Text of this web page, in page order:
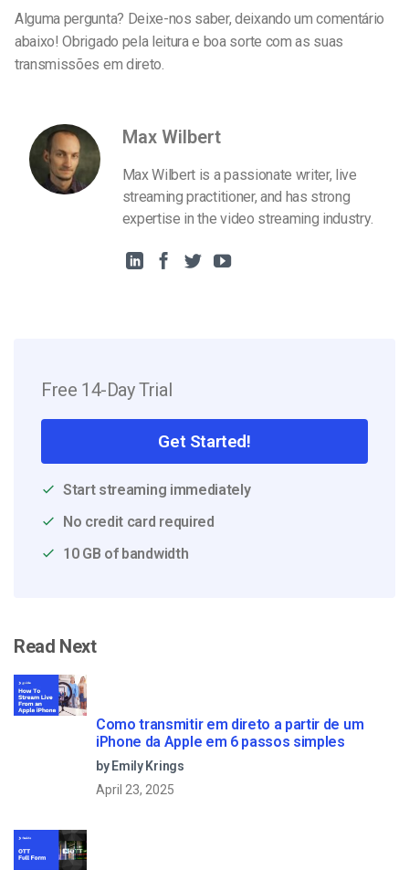
Alguma pergunta? Deixe-nos saber, deixando um comentário
abaixo! Obrigado pela leitura e boa sorte com as suas
transmissões em direto.
Max Wilbert
Max Wilbert is a passionate writer, live
streaming practitioner, and has strong
expertise in the video streaming industry.
Free 14-Day Trial
Get Started!
Start streaming immediately
No credit card required
10 GB of bandwidth
Read Next
Como transmitir em direto a partir de um
iPhone da Apple em 6 passos simples
by Emily Krings
April 23, 2025